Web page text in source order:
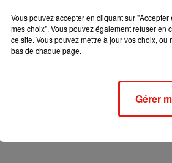
dimanche 23 octobre lors
50.000 euros un lot comprenant
de Beyoncé, rapporte Variety.
le concert et une visite des coulisses
Vous pouvez accepter en cliquant sur
mes choix". Vous pouvez également refuser
ce site. Vous pouvez mettre à jour vos choix,
bas de chaque page.
Gérer